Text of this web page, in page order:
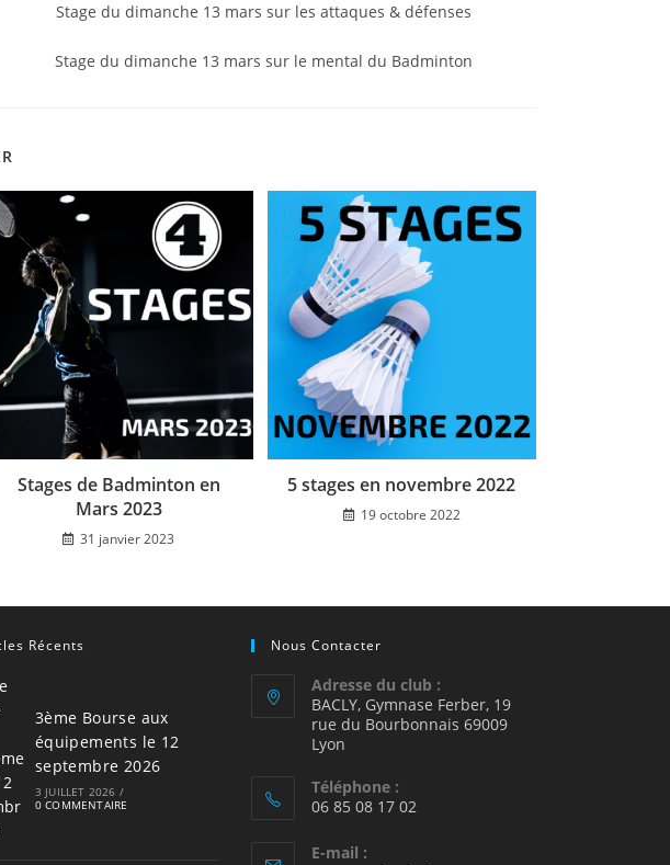
Stage du dimanche 13 mars sur les attaques & défenses
Stage du dimanche 13 mars sur le mental du Badminton
Stages de Badminton en
Mars 2023
31 janvier 2023
5 stages en novembre 2022
19 octobre 2022
Récents
3ème Bourse aux
équipements le 12
septembre 2026
3 JUILLET 2026 /
0 COMMENTAIRE
Nous Contacter
Adresse du club :
BACLY, Gymnase Ferber, 19
rue du Bourbonnais 69009
Lyon
Téléphone :
06 85 08 17 02
E-mail :